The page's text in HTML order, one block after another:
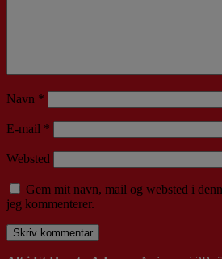
Navn *
E-mail *
Websted
Gem mit navn, mail og websted i
jeg kommenterer.